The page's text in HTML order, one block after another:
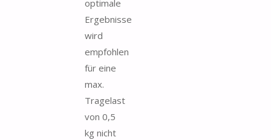
optimale
Ergebnisse
wird
empfohlen
für eine
max.
Tragelast
von 0,5
kg nicht